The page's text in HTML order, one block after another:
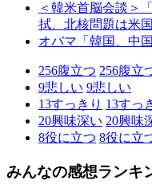
＜韓米首脳会談＞
拭、北核問題は米
オバマ「韓国、中
256腹立つ 256腹立
9悲しい 9悲しい
13すっきり 13すっ
20興味深い 20興味
8役に立つ 8役に立
みんなの感想ランキ